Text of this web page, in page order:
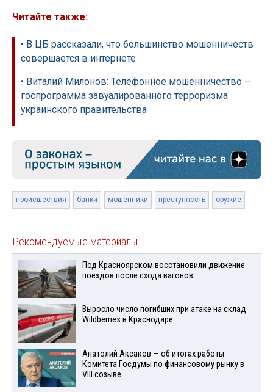
Читайте также:
• В ЦБ рассказали, что большинство мошенничеств
совершается в интернете
• Виталий Милонов: Телефонное мошенничество —
госпрограмма завуалированного терроризма
украинского правительства
происшествия банки мошенники преступность оружие
Рекомендуемые материалы
Под Красноярском восстановили движение
поездов после схода вагонов
Выросло число погибших при атаке на склад
Wildberries в Краснодаре
Анатолий Аксаков — об итогах работы
Комитета Госдумы по финансовому рынку в
VIII созыве